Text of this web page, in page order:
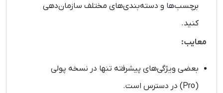
برچسب‌ها و دسته‌بندی‌های مختلف سازمان‌دهی
کنید.
معایب:
بعضی ویژگی‌های پیشرفته تنها در نسخه پولی
(Pro) در دسترس است.